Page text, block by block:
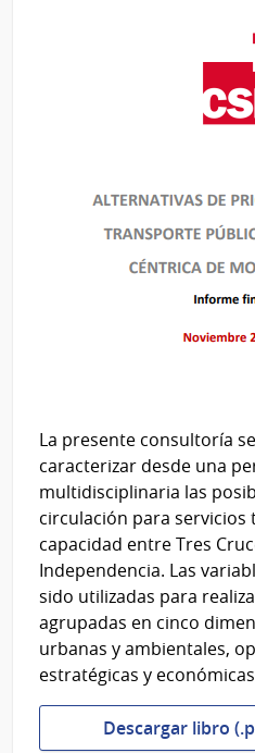
La presente consultoría
caracterizar desde una
multidisciplinaria las
circulación para servicios
capacidad entre Tres
Independencia. Las
sido utilizadas para
agrupadas en cinco
urbanas y ambientales,
estratégicas y
Descargar libro